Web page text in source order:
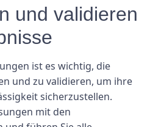
und validieren
ist es wichtig, die
und zu validieren, um ihre
sicherzustellen.
mit den